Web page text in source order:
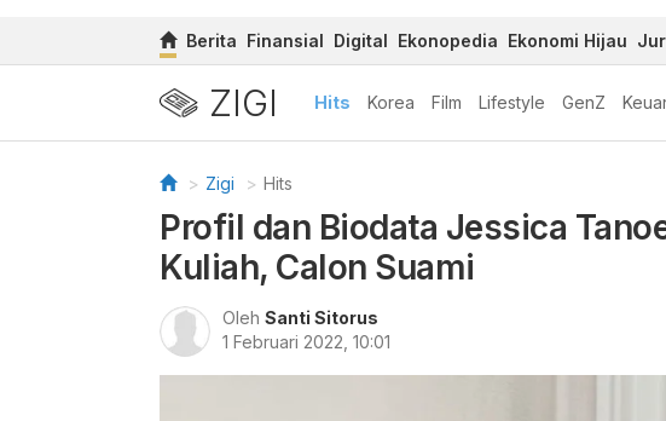
Berita Finansial Digital Ekonopedia Ekonomi Hijau
ZIGI Hits Korea Film Lifestyle GenZ
Zigi Hits
Profil dan Biodata Jessica
Kuliah, Calon Suami
Oleh Santi Sitorus
1 Februari 2022, 10:01